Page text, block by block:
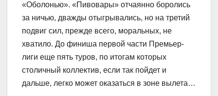
«Оболонью». «Пивовары» отчаянно боролись
за ничью, дважды отыгрывались, но на третий
подвиг сил, прежде всего, моральных, не
хватило. До финиша первой части Премьер-
лиги еще пять туров, по итогам которых
столичный коллектив, если так пойдет и
дальше, легко может оказаться в зоне вылета…